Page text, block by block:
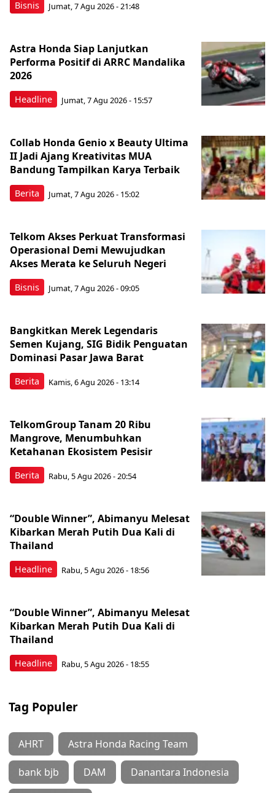
Bisnis Jumat, 7 Agu 2026 - 21:48
Headline
Astra Honda Siap Lanjutkan
Performa Positif di ARRC Mandalika
2026
Jumat, 7 Agu 2026 - 15:57
Berita
Collab Honda Genio x Beauty Ultima
II Jadi Ajang Kreativitas MUA
Bandung Tampilkan Karya Terbaik
Jumat, 7 Agu 2026 - 15:02
Bisnis
Telkom Akses Perkuat Transformasi
Operasional Demi Mewujudkan
Akses Merata ke Seluruh Negeri
Jumat, 7 Agu 2026 - 09:05
Berita
Bangkitkan Merek Legendaris
Semen Kujang, SIG Bidik Penguatan
Dominasi Pasar Jawa Barat
Kamis, 6 Agu 2026 - 13:14
Berita
TelkomGroup Tanam 20 Ribu
Mangrove, Menumbuhkan
Ketahanan Ekosistem Pesisir
Rabu, 5 Agu 2026 - 20:54
Headline
“Double Winner”, Abimanyu Melesat
Kibarkan Merah Putih Dua Kali di
Thailand
Rabu, 5 Agu 2026 - 18:56
Headline
“Double Winner”, Abimanyu Melesat
Kibarkan Merah Putih Dua Kali di
Thailand
Rabu, 5 Agu 2026 - 18:55
Tag Populer
AHRT Astra Honda Racing Team
bank bjb DAM Danantara Indonesia